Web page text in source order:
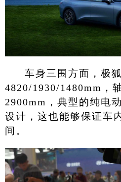
车身三围方面，极
4820/1930/1480mm，
2900mm，典型的纯电
设计，这也能够保证车
间。